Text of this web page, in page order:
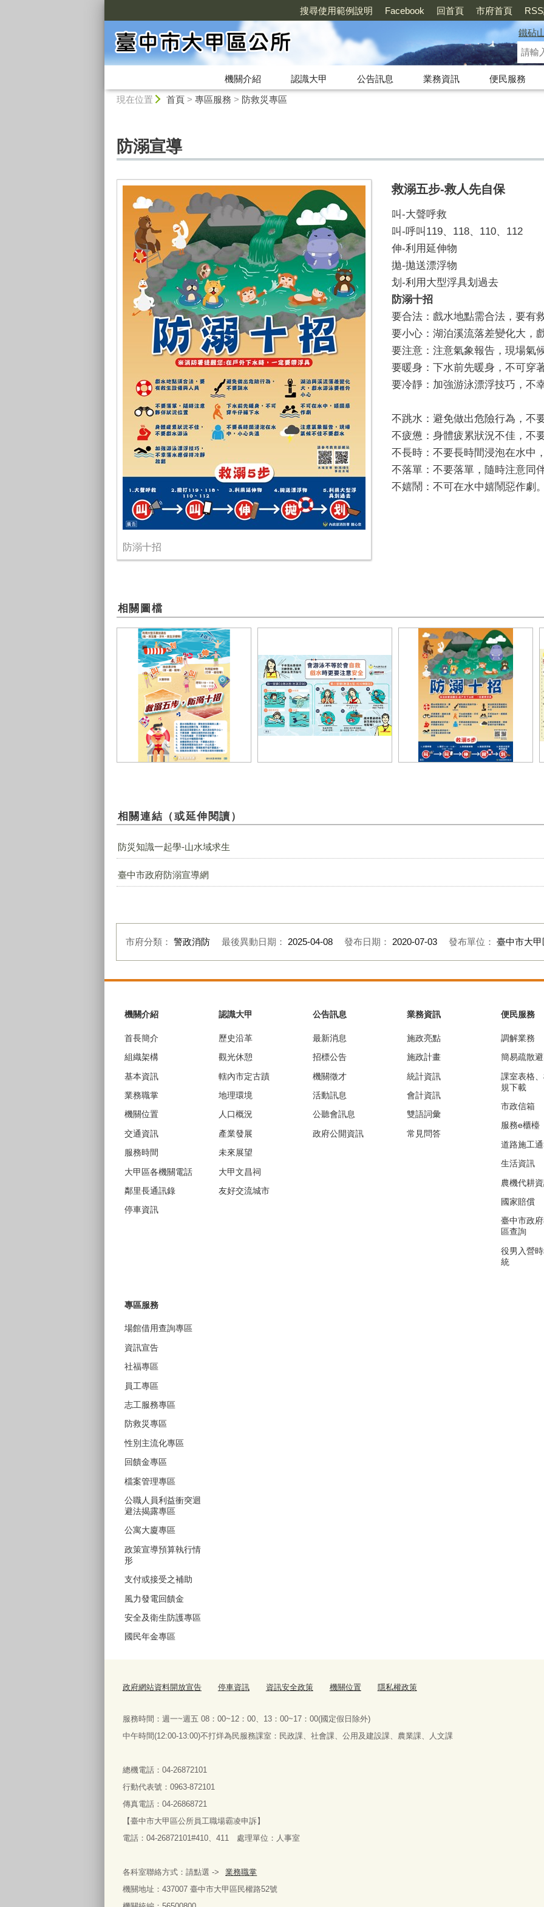
搜尋使用範例說明 Facebook 回首頁 市府首頁
鐵砧
機關介紹 認識大甲 公告訊息 業務資訊
便民服務
現在位置 首頁> 專區服務 > 防救災專區
防溺宣導
防溺十招
救溺五步-救人先自保
叫-大聲呼救
叫-呼叫119、118、110、112
伸-利用延伸物
拋-拋送漂浮物
划-利用大型浮具划過去
防溺十招
要合法：戲水地點需合法，要有
要小心：湖泊溪流落差變化大，
要注意：注意氣象報告，現場氣
要暖身：下水前先暖身，不可穿
要冷靜：加強游泳漂浮技巧，不
不跳水：避免做出危險行為，不
不疲憊：身體疲累狀況不佳，不
不長時：不要長時間浸泡在水中
不落單：不要落單，隨時注意同
不嬉鬧：不可在水中嬉鬧惡作劇
相關圖檔
相關連結（或延伸閱讀）
防災知識一起學-山水域求生
臺中市政府防溺宣導網
市府分類： 警政消防 最後異動日期： 2025-04-08 發布日期： 2020-07-03 發布單位： 臺中市大甲
機關介紹
首長簡介
組織架構
基本資訊
業務職掌
機關位置
交通資訊
服務時間
大甲區各機關電話
鄰里長通訊錄
停車資訊
認識大甲
歷史沿革
觀光休憩
轄內市定古蹟
地理環境
人口概況
產業發展
未來展望
大甲文昌祠
友好交流城市
公告訊息
最新消息
招標公告
機關徵才
活動訊息
公聽會訊息
政府公開資訊
業務資訊
施政亮點
施政計畫
統計資訊
會計資訊
雙語詞彙
常見問答
便民服務
調解業務
簡易疏散
課室表格
規下載
市政信箱
服務e櫃檯
道路施工
生活資訊
農機代耕
國家賠償
臺中市政
區查詢
役男入營
統
專區服務
場館借用查詢專區
資訊宣告
社福專區
員工專區
志工服務專區
防救災專區
性別主流化專區
回饋金專區
檔案管理專區
公職人員利益衝突迴
避法揭露專區
公寓大廈專區
政策宣導預算執行情
形
支付或接受之補助
風力發電回饋金
安全及衛生防護專區
國民年金專區
政府網站資料開放宣告 停車資訊 資訊安全政策 機關位置 隱私權政策
服務時間：週一~週五 08：00~12：00、13：00~17：00(國定假日除外)
中午時間(12:00-13:00)不打烊為民服務課室：民政課、社會課、公用及建設課、農業課、人文課
總機電話：04-26872101
行動代表號：0963-872101
傳真電話：04-26868721
【臺中市大甲區公所員工職場霸凌申訴】
電話：04-26872101#410、411 處理單位：人事室
各科室聯絡方式：請點選 ->
業務職掌
機關地址：437007 臺中市大甲區民權路52號